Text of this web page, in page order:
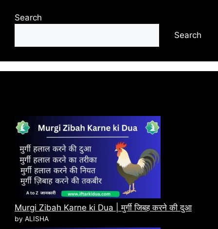
Search
Search
Murgi Zibah Karne ki Dua | मुर्गी जिबह करने की दुआ
by ALISHA